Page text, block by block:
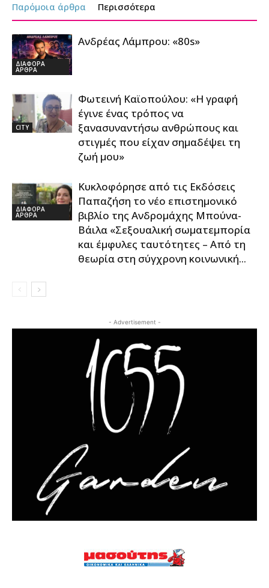
Παρόμοια άρθρα Περισσότερα
ΔΙΑΦΟΡΑ
ΑΡΘΡΑ
Ανδρέας Λάμπρου: «80s»
CITY
Φωτεινή Καϊοπούλου: «Η γραφή
έγινε ένας τρόπος να
ξανασυναντήσω ανθρώπους και
στιγμές που είχαν σημαδέψει τη
ζωή μου»
ΔΙΑΦΟΡΑ
ΑΡΘΡΑ
Κυκλοφόρησε από τις Εκδόσεις
Παπαζήση το νέο επιστημονικό
βιβλίο της Ανδρομάχης Μπούνα-
Βάιλα «Σεξουαλική σωματεμπορία
και έμφυλες ταυτότητες – Από τη
θεωρία στη σύγχρονη κοινωνική...
- Advertisement -